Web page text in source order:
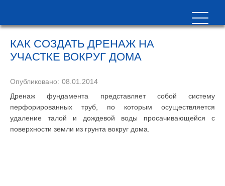
КАК СОЗДАТЬ ДРЕНАЖ НА
УЧАСТКЕ ВОКРУГ ДОМА
Опубликовано: 08.01.2014
Дренаж фундамента представляет собой систему
перфорированных труб, по которым осуществляется
удаление талой и дождевой воды просачивающейся с
поверхности земли из грунта вокруг дома.